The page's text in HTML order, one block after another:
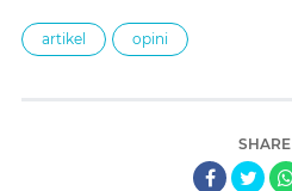
artikel opini
SHARE